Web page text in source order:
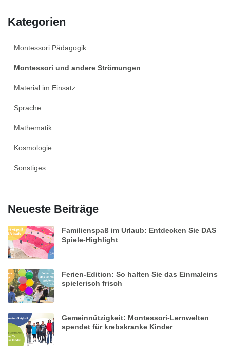
Kategorien
Montessori Pädagogik
Montessori und andere Strömungen
Material im Einsatz
Sprache
Mathematik
Kosmologie
Sonstiges
Neueste Beiträge
Familienspaß im Urlaub: Entdecken Sie DAS
Spiele-Highlight
Ferien-Edition: So halten Sie das Einmaleins
spielerisch frisch
Gemeinnützigkeit: Montessori-Lernwelten
spendet für krebskranke Kinder